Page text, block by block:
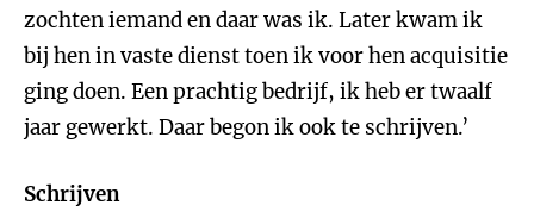
zochten iemand en daar was ik. Later kwam ik
bij hen in vaste dienst toen ik voor hen acquisitie
ging doen. Een prachtig bedrijf, ik heb er twaalf
jaar gewerkt. Daar begon ik ook te schrijven.’
Schrijven